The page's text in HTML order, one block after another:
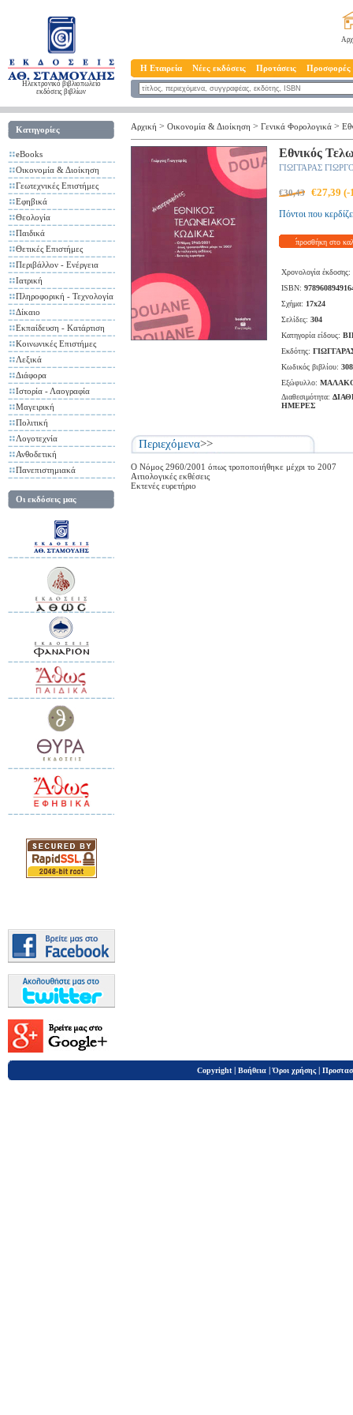
Ηλεκτρονικό βιβλιοπωλείο
εκδόσεις βιβλίων
Η Εταιρεία Νέες εκδόσεις Προτάσεις Προσφορές
Κατηγορίες
eBooks
Οικονομία & Διοίκηση
Γεωτεχνικές Επιστήμες
Εφηβικά
Θεολογία
Παιδικά
Θετικές Επιστήμες
Περιβάλλον - Ενέργεια
Ιατρική
Πληροφορική - Τεχνολογία
Δίκαιο
Εκπαίδευση - Κατάρτιση
Κοινωνικές Επιστήμες
Λεξικά
Διάφορα
Ιστορία - Λαογραφία
Μαγειρική
Πολιτική
Λογοτεχνία
Ανθοδετική
Πανεπιστημιακά
Οι εκδόσεις μας
Αρχική > Οικονομία & Διοίκηση > Γενικά Φορολογικά >
Εθνικός
ΓΙΩΓΓΑΡΑΣ
€30,43 €27,39
Πόντοι που
προσθήκη στο
Χρονολογία έκδοσης:
ISBN:
Σχήμα: 17x24
Σελίδες: 304
Κατηγορία είδους:
Εκδότης:
Κωδικός βιβλίου:
Εξώφυλλο:
Διαθεσιμότητα:
ΗΜΕΡΕΣ
Περιεχόμενα>>
Ο Νόμος 2960/2001 όπως τροποποιήθηκε μέχρι το 2007
Αιτιολογικές εκθέσεις
Εκτενές ευρετήριο
Copyright | Βοήθεια |Όροι χρήσης |